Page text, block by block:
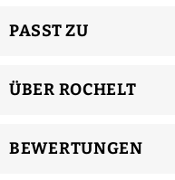
PASST ZU
ÜBER ROCHELT
BEWERTUNGEN